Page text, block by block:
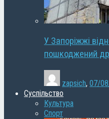
У Запоріжжі
пошкоджений
zapsich, 07/
Суспільство
Культура
Спорт